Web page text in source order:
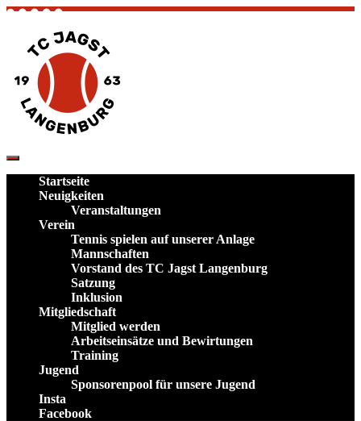
content
Verein und Plätze im Landkreis
Schwäbisch Hall
Startseite
Neuigkeiten
Veranstaltungen
Verein
Tennis spielen auf unserer Anlage
Mannschaften
Vorstand des TC Jagst Langenburg
Satzung
Inklusion
Mitgliedschaft
Mitglied werden
Arbeitseinsätze und Bewirtungen
Training
Jugend
Sponsorenpool für unsere Jugend
Insta
Facebook